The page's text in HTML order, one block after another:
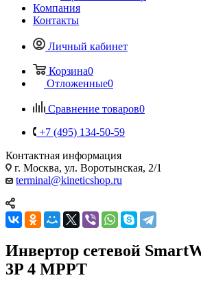
Компания
Контакты
Личный кабинет
Корзина0
Отложенные0
Сравнение товаров0
+7 (495) 134-50-59
Контактная информация
г. Москва, ул. Воротынская, 2/1
terminal@kineticshop.ru
Инвертор сетевой
3P 4 MPPT